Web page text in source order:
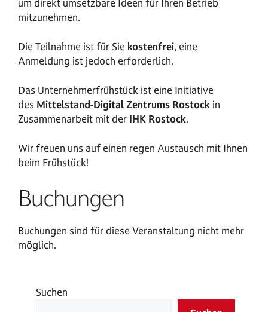
um direkt umsetzbare Ideen für Ihren Betrieb
mitzunehmen.
Die Teilnahme ist für Sie kostenfrei, eine
Anmeldung ist jedoch erforderlich.
Das Unternehmerfrühstück ist eine Initiative
des Mittelstand-Digital Zentrums Rostock in
Zusammenarbeit mit der IHK Rostock.
Wir freuen uns auf einen regen Austausch mit Ihnen
beim Frühstück!
Buchungen
Buchungen sind für diese Veranstaltung nicht mehr
möglich.
Suchen